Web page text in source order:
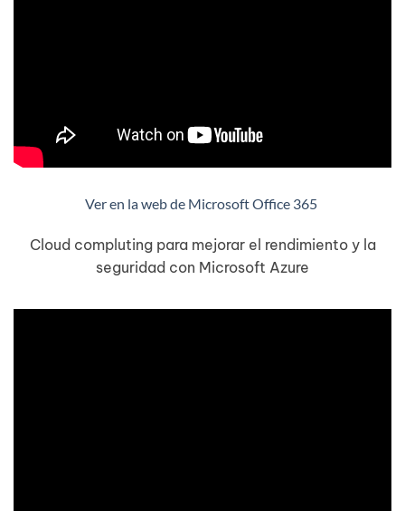
Ver en la web de Microsoft Office 365
Cloud compluting para mejorar el rendimiento y la
seguridad con Microsoft Azure